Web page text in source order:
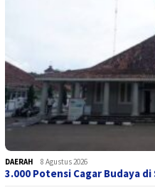
DAERAH 8 Agustus 2026
3.000 Potensi Cagar Budaya